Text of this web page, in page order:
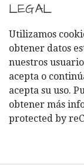
T
E
G
O
R
Í
A
S
LEGAL
Utilizamos
obtener datos
nuestros
acepta o
acepta su uso.
obtener más
protected by